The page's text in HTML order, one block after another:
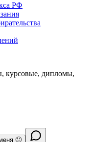
РФ
курсовые, дипломы,
🙂